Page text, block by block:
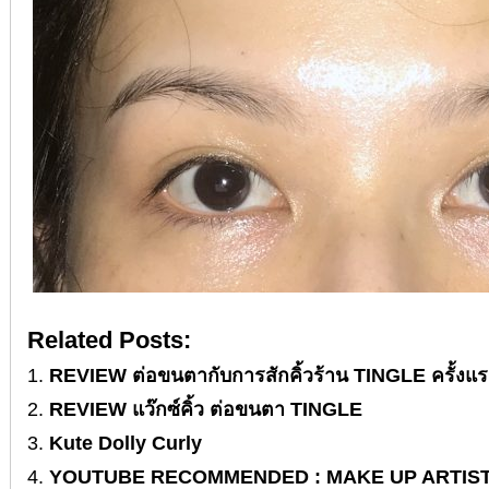
Related Posts:
REVIEW ต่อขนตากับการสักคิ้วร้าน TINGLE ครั้งแ
REVIEW แว๊กซ์คิ้ว ต่อขนตา TINGLE
Kute Dolly Curly
YOUTUBE RECOMMENDED : MAKE UP